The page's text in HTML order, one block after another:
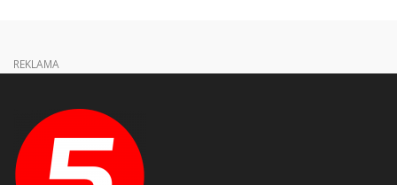
REKLAMA